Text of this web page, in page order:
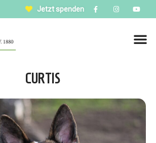
Jetzt spenden
CURTIS